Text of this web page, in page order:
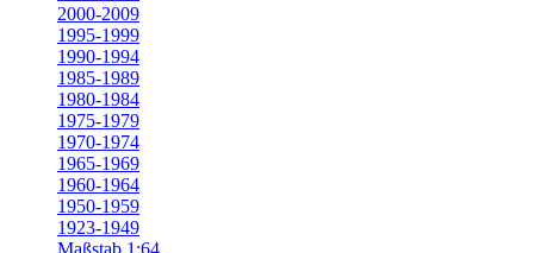
2000-2009
1995-1999
1990-1994
1985-1989
1980-1984
1975-1979
1970-1974
1965-1969
1960-1964
1950-1959
1923-1949
Maßstab 1:64